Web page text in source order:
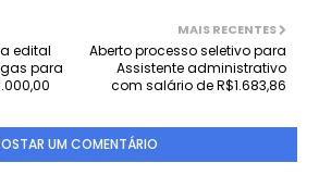
MAIS RECENTES
Aberto processo seletivo para
Assistente administrativo
com salário de R$1.683,86
edital
para
UM COMENTÁRIO